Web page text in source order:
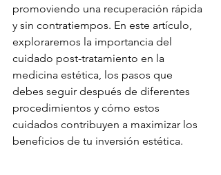
promoviendo una recuperación rápida
y sin contratiempos. En este artículo,
exploraremos la importancia del
cuidado post-tratamiento en la
medicina estética, los pasos que
debes seguir después de diferentes
procedimientos y cómo estos
cuidados contribuyen a maximizar los
beneficios de tu inversión estética.